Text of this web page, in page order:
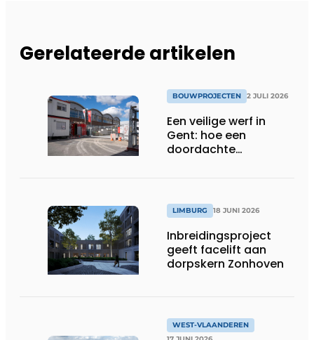
Gerelateerde artikelen
BOUWPROJECTEN 2 JULI 2026
Een veilige werf in
Gent: hoe een
doordachte
LIMBURG 18 JUNI 2026
Inbreidingsproject
geeft facelift aan
dorpskern Zonhoven
WEST-VLAANDEREN